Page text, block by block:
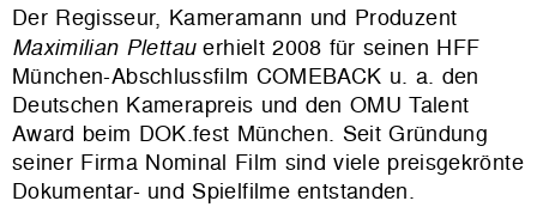
Der Regisseur, Kameramann und Produzent
Maximilian Plettauerhielt 2008 für seinen HFF
München-Abschlussfilm COMEBACK u. a. den
Deutschen Kamerapreis und den OMU Talent
Award beim DOK.fest München. Seit Gründung
seiner Firma Nominal Film sind viele preisgekrönte
Dokumentar- und Spielfilme entstanden.